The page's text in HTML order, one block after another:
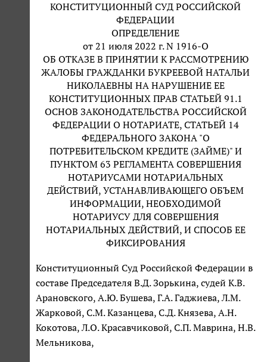
КОНСТИТУЦИОННЫЙ СУД РОССИЙСКОЙ
ФЕДЕРАЦИИ
ОПРЕДЕЛЕНИЕ
от 21 июля 2022 г. N 1916-О
ОБ ОТКАЗЕ В ПРИНЯТИИ К РАССМОТРЕНИЮ
ЖАЛОБЫ ГРАЖДАНКИ БУКРЕЕВОЙ НАТАЛЬИ
НИКОЛАЕВНЫ НА НАРУШЕНИЕ ЕЕ
КОНСТИТУЦИОННЫХ ПРАВ СТАТЬЕЙ 91.1
ОСНОВ ЗАКОНОДАТЕЛЬСТВА РОССИЙСКОЙ
ФЕДЕРАЦИИ О НОТАРИАТЕ, СТАТЬЕЙ 14
ФЕДЕРАЛЬНОГО ЗАКОНА "О
ПОТРЕБИТЕЛЬСКОМ КРЕДИТЕ (ЗАЙМЕ)" И
ПУНКТОМ 63 РЕГЛАМЕНТА СОВЕРШЕНИЯ
НОТАРИУСАМИ НОТАРИАЛЬНЫХ
ДЕЙСТВИЙ, УСТАНАВЛИВАЮЩЕГО ОБЪЕМ
ИНФОРМАЦИИ, НЕОБХОДИМОЙ
НОТАРИУСУ ДЛЯ СОВЕРШЕНИЯ
НОТАРИАЛЬНЫХ ДЕЙСТВИЙ, И СПОСОБ ЕЕ
ФИКСИРОВАНИЯ
Конституционный Суд Российской Федерации в
составе Председателя В.Д. Зорькина, судей К.В.
Арановского, А.Ю. Бушева, Г.А. Гаджиева, Л.М.
Жарковой, С.М. Казанцева, С.Д. Князева, А.Н.
Кокотова, Л.О. Красавчиковой, С.П. Маврина, Н.В.
Мельникова,